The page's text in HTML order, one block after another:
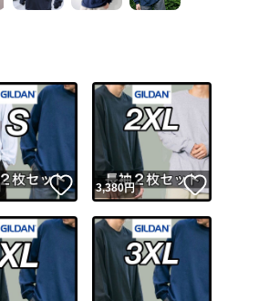
いいね！
3,380円 いいね！